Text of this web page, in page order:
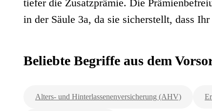
tiefer die Zusatzprämie. Die
in der Säule 3a, da sie sicherstellt, dass
Beliebte Begriffe aus dem
Alters- und Hinterlassenenversicherung (AHV)